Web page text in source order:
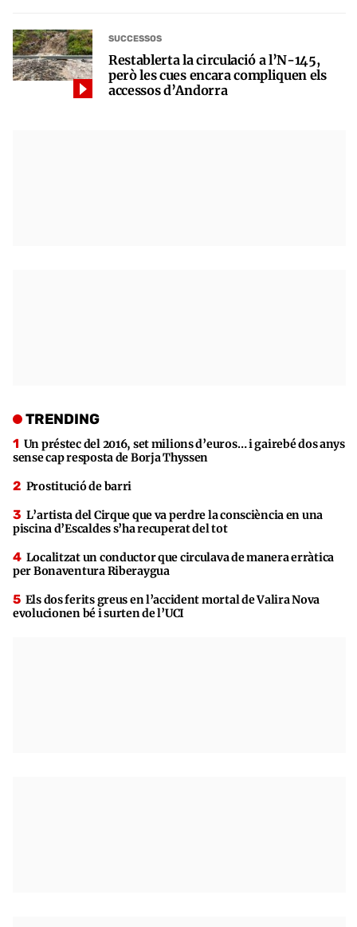
SUCCESSOS
Restablerta la circulació a l’N-145,
però les cues encara compliquen els
accessos d’Andorra
TRENDING
Un préstec del 2016, set milions d’euros… i gairebé dos anys
sense cap resposta de Borja Thyssen
Prostitució de barri
L’artista del Cirque que va perdre la consciència en una
piscina d’Escaldes s’ha recuperat del tot
Localitzat un conductor que circulava de manera erràtica
per Bonaventura Riberaygua
Els dos ferits greus en l’accident mortal de Valira Nova
evolucionen bé i surten de l’UCI